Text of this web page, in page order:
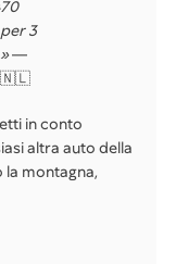
3
—
🇳🇱
in conto
altra auto della
la montagna,